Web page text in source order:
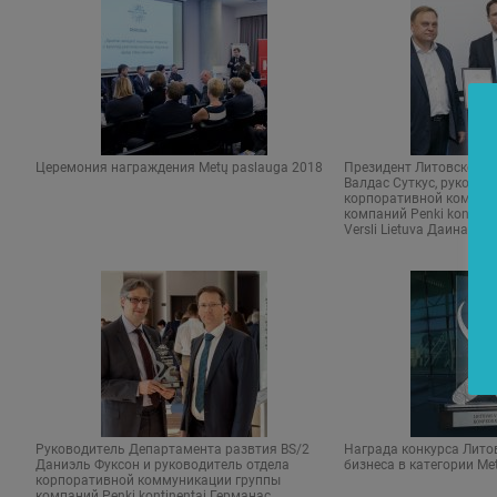
Церемония награждения Metų paslauga 2018
Президент Литовской
Валдас Cуткус,
корпоративной
компаний Penki
Versli Lietuva Даина
Руководитель Департамента развтия BS/2
Даниэль Фуксон и руководитель отдела
корпоративной коммуникации группы
Награда конкурса
бизнеса в категории